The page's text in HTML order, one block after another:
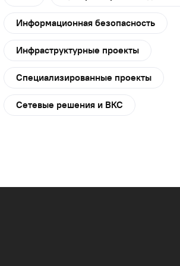
Информационная безопасность
Инфраструктурные проекты
Специализированные проекты
Сетевые решения и ВКС